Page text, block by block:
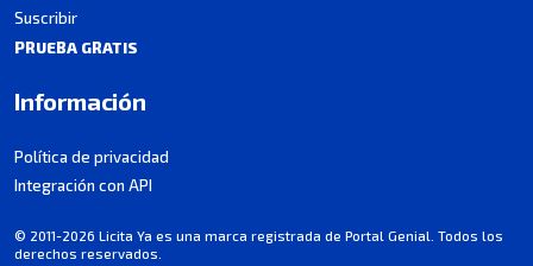
Suscribir
PRUEBA GRATIS
Información
Política de privacidad
Integración con API
© 2011-2026 Licita Ya es una marca registrada de Portal Genial. Todos los
derechos reservados.